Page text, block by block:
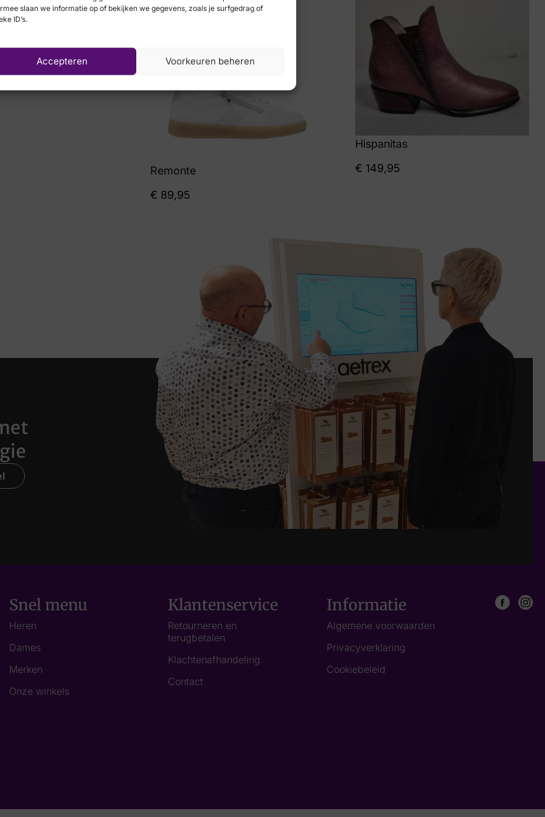
slaan we informatie op of bekijken we gegevens, zoals je surfgedrag of
ID’s.
Accepteren Voorkeuren beheren
Remonte
€ 89,95
Hispanitas
€ 149,95
Snel menu
Heren
Dames
Merken
Onze winkels
Klantenservice
Retourneren en
terugbetalen
Klachtenafhandeling
Contact
Informatie
Algemene voorwaarden
Privacyverklaring
Cookiebeleid